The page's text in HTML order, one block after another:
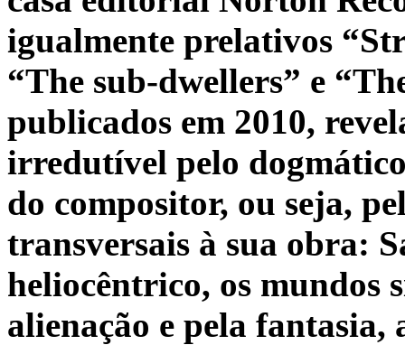
igualmente prelativos
“The sub-dwellers” e
publicados em 2010,
irredutível pelo
do compositor, ou seja,
transversais à sua obra:
heliocêntrico, os mundos
alienação e pela fantasia,